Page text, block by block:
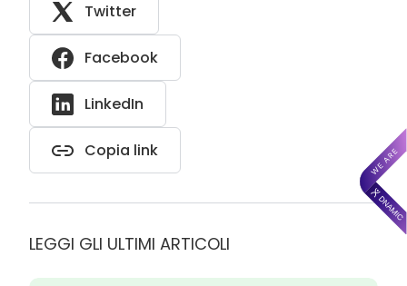
Twitter
Facebook
LinkedIn
Copia link
LEGGI GLI ULTIMI ARTICOLI